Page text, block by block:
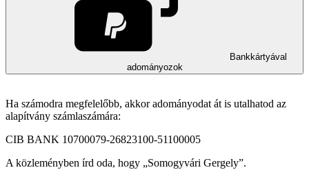
Bankkártyával
adományozok
Ha számodra megfelelőbb, akkor adományodat át is utalhatod az
alapítvány számlaszámára:
CIB BANK 10700079-26823100-51100005
A közleményben írd oda, hogy
Somogyvári Gergely .